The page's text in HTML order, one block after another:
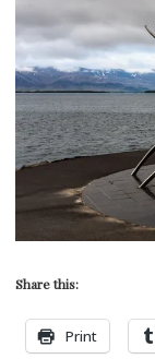
Share this:
Print